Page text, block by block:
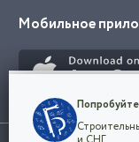
Мобильное
Использование сайта,
Мы используем
наш сайт